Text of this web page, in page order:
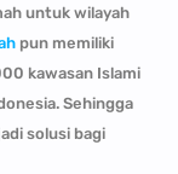
untuk wilayah
pun memiliki
kawasan Islami
Sehingga
solusi bagi